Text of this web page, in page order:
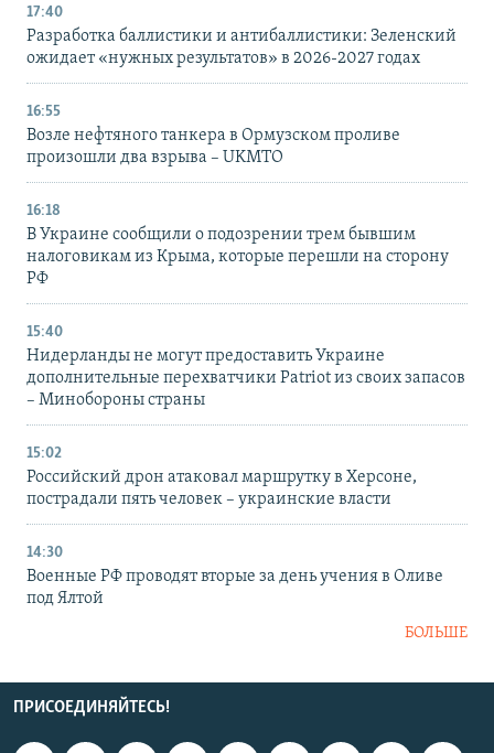
17:40
Разработка баллистики и антибаллистики: Зеленский
ожидает «нужных результатов» в 2026-2027 годах
16:55
Возле нефтяного танкера в Ормузском проливе
произошли два взрыва – UKMTO
16:18
В Украине сообщили о подозрении трем бывшим
налоговикам из Крыма, которые перешли на сторону
РФ
15:40
Нидерланды не могут предоставить Украине
дополнительные перехватчики Patriot из своих запасов
– Минобороны страны
15:02
Российский дрон атаковал маршрутку в Херсоне,
пострадали пять человек – украинские власти
14:30
Военные РФ проводят вторые за день учения в Оливе
под Ялтой
БОЛЬШЕ
ПРИСОЕДИНЯЙТЕСЬ!